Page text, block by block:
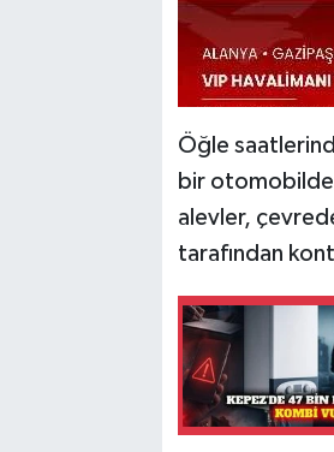
Öğle
bir otomobilde
alevler,
tarafından